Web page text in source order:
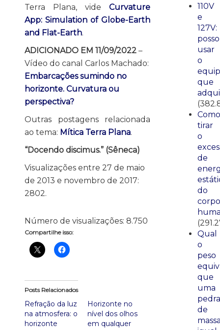
Terra Plana, vide Curvature
App: Simulation of Globe-Earth
and Flat-Earth.
ADICIONADO EM 11/09/2022 –
Vídeo do canal Carlos Machado:
Embarcações sumindo no
horizonte. Curvatura ou
perspectiva?
Outras postagens relacionada
ao tema: Mítica Terra Plana.
“Docendo discimus.” (Sêneca)
Visualizações entre 27 de maio
de 2013 e novembro de 2017:
2802.
Número de visualizações: 8.750
Compartilhe isso:
Posts Relacionados
Refração da luz
na atmosfera: o
horizonte
Horizonte no
nível dos olhos
em qualquer
110V
e
127V:
posso
usar
o
que
Como
tirar
o
de
do
corpo
Qual
o
peso
que
uma
pedra
de